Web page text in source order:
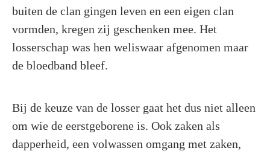
buiten de clan gingen leven en een eigen clan
vormden, kregen zij geschenken mee. Het
losserschap was hen weliswaar afgenomen maar
de bloedband bleef.
Bij de keuze van de losser gaat het dus niet alleen
om wie de eerstgeborene is. Ook zaken als
dapperheid, een volwassen omgang met zaken,